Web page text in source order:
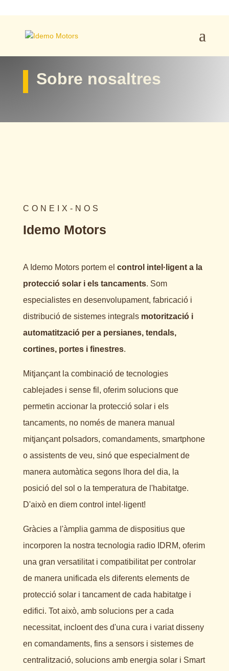
Sobre nosaltres
CONEIX-NOS
Idemo Motors
A Idemo Motors portem el control intel·ligent a la
protecció solar i els tancaments. Som
especialistes en desenvolupament, fabricació i
distribució de sistemes integrals motorització i
automatització per a persianes, tendals,
cortines, portes i finestres.
Mitjançant la combinació de tecnologies
cablejades i sense fil, oferim solucions que
permetin accionar la protecció solar i els
tancaments, no només de manera manual
mitjançant polsadors, comandaments, smartphone
o assistents de veu, sinó que especialment de
manera automàtica segons lhora del dia, la
posició del sol o la temperatura de l'habitatge.
D'això en diem control intel·ligent!
Gràcies a l'àmplia gamma de dispositius que
incorporen la nostra tecnologia radio IDRM, oferim
una gran versatilitat i compatibilitat per controlar
de manera unificada els diferents elements de
protecció solar i tancament de cada habitatge i
edifici. Tot això, amb solucions per a cada
necessitat, incloent des d'una cura i variat disseny
en comandaments, fins a sensors i sistemes de
centralització, solucions amb energia solar i Smart